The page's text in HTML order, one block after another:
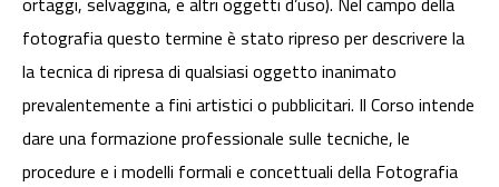
fotografia questo termine è stato ripreso per descrivere la
la tecnica di ripresa di qualsiasi oggetto inanimato
prevalentemente a fini artistici o pubblicitari. Il Corso intende
dare una formazione professionale sulle tecniche, le
procedure e i modelli formali e concettuali della Fotografia